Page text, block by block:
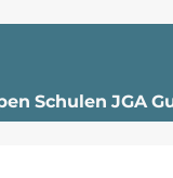
Schulen JGA